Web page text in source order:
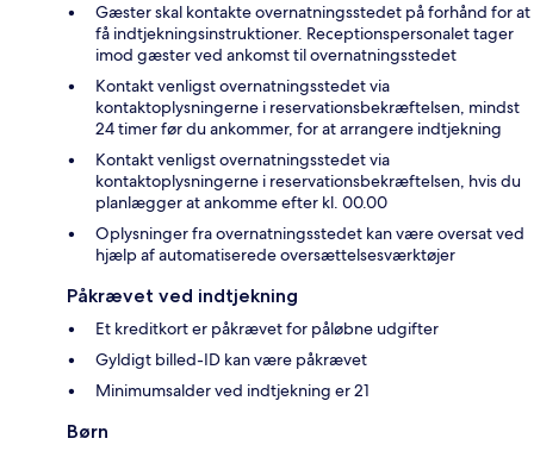
Gæster skal kontakte overnatningsstedet på forhånd for at
få indtjekningsinstruktioner. Receptionspersonalet tager
imod gæster ved ankomst til overnatningsstedet
Kontakt venligst overnatningsstedet via
kontaktoplysningerne i reservationsbekræftelsen, mindst
24 timer før du ankommer, for at arrangere indtjekning
Kontakt venligst overnatningsstedet via
kontaktoplysningerne i reservationsbekræftelsen, hvis du
planlægger at ankomme efter kl. 00.00
Oplysninger fra overnatningsstedet kan være oversat ved
hjælp af automatiserede oversættelsesværktøjer
Påkrævet ved indtjekning
Et kreditkort er påkrævet for påløbne udgifter
Gyldigt billed-ID kan være påkrævet
Minimumsalder ved indtjekning er 21
Børn